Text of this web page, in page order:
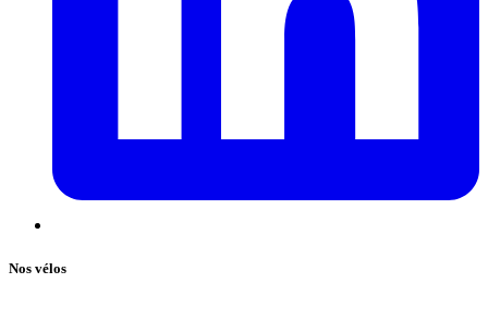
Nos vélos